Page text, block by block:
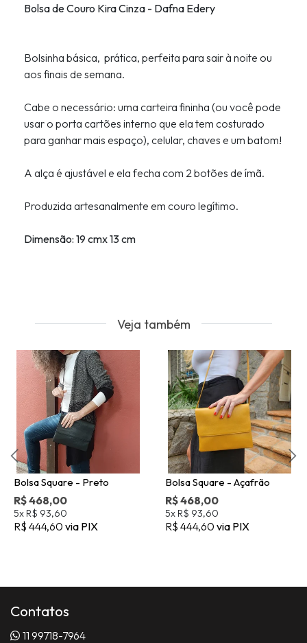
Bolsa de Couro Kira Cinza - Dafna Edery
Bolsinha básica, prática, perfeita para sair à noite ou
aos finais de semana.
Cabe o necessário: uma carteira fininha (ou você pode
usar o porta cartões interno que ela tem costurado
para ganhar mais espaço), celular, chaves e um batom!
A alça é ajustável e ela fecha com 2 botões de ímã.
Produzida artesanalmente em couro legítimo.
Dimensão: 19 cmx 13 cm
Veja também
Bolsa Square - Preto
R$ 468,00
5x R$ 93,60
R$ 444,60 via PIX
Bolsa Square - Açafrão
R$ 468,00
5x R$ 93,60
R$ 444,60 via PIX
Contatos
11 99718-7964